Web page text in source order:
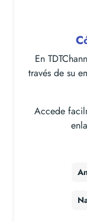
En
través de su
Accede